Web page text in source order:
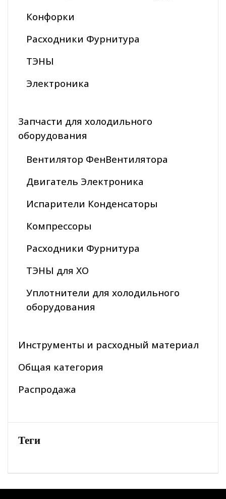
Конфорки
Расходники Фурнитура
ТЭНЫ
Электроника
Запчасти для холодильного
оборудования
Вентилятор ФенВентилятора
Двигатель Электроника
Испарители Конденсаторы
Компрессоры
Расходники Фурнитура
ТЭНЫ для ХО
Уплотнители для холодильного
оборудования
Инструменты и расходный материал
Общая категория
Распродажа
Теги